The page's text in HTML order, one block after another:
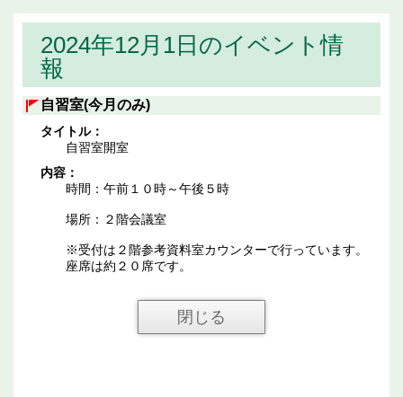
2024年12月1日のイベント情
報
自習室(今月のみ)
タイトル：
自習室開室
内容：
時間：午前１０時～午後５時
場所：２階会議室
※受付は２階参考資料室カウンターで行っています。
座席は約２０席です。